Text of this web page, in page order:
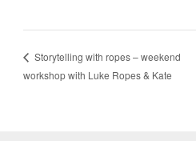
Storytelling with ropes – weekend
workshop with Luke Ropes & Kate